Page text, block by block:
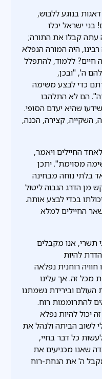
בנוגע ללבוש,
בני ישראל יכלו
עתה קבלו את התורה;
היה המורה הנפלא
חיים? ללמוד, להתפלל
ה', "ובכן,
כדי לבצע משימה
הם לא התלהבו
שהיא יעדם הסופי.
השקייה, קצירה, הכנה,
החיילים ויאמר,
מסוימת". יתכן
בלתי נוחה מבחינה
מן הדרג הגבוה ליטול
בכדי לבצע אותה.
החיילים למלא
תשרי, אנו מקבלים
להיות
רוחנית נפלאה
זה. אך עלינו
העולם ובירידת נשמתנו
להתרוממות רוח.
יכול להיות נפלא
לשוב הביתה ולנהל את
כל דבר בחיי,
שאנו מכניעים את
מקבל ה' את הנחת-רוח